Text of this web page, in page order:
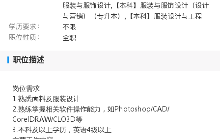
服装与服饰设计,【本科】服装与服饰设计（设计
与营销）（专升本）,【本科】服装设计与工程
学历要求：
不限
职位性质：
全职
职位描述
岗位需求
.熟悉料及服装设计
.熟练掌握相关软件操力//
/等
.科及历英语级